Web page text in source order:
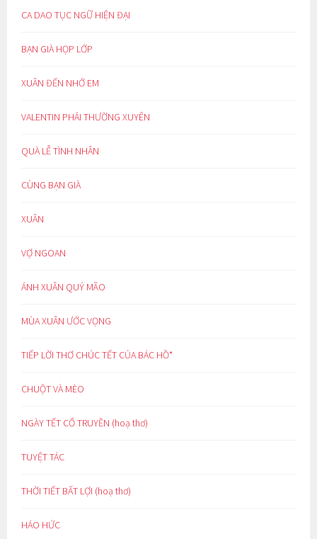
CA DAO TỤC NGỮ HIỆN ĐẠI
BẠN GIÀ HỌP LỚP
XUÂN ĐẾN NHỚ EM
VALENTIN PHẢI THƯỜNG XUYÊN
QUÀ LỄ TÌNH NHÂN
CÙNG BẠN GIÀ
XUÂN
VỢ NGOAN
ÁNH XUÂN QUÝ MÃO
MÙA XUÂN ƯỚC VỌNG
TIẾP LỜI THƠ CHÚC TẾT CỦA BÁC HỒ*
CHUỘT VÀ MÈO
NGÀY TẾT CỔ TRUYỀN (hoạ thơ)
TUYỆT TÁC
THỜI TIẾT BẤT LỢI (hoạ thơ)
HÁO HỨC